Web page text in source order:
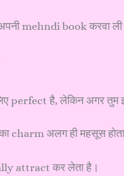
mehndi book करवा
perfect है, लेकिन अगर तुम
charm अलग ही महसूस
attract कर लेता है।